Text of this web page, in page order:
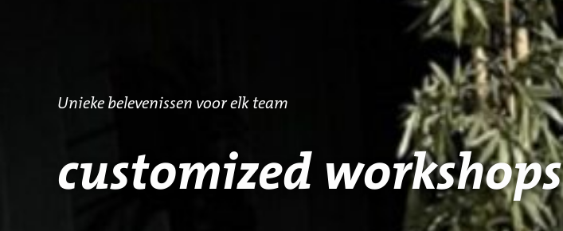
Unieke belevenissen voor elk team
customized workshops